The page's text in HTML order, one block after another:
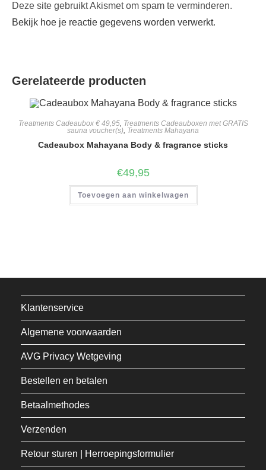
Deze site gebruikt Akismet om spam te verminderen.
Bekijk hoe je reactie gegevens worden verwerkt.
Gerelateerde producten
Treatments Cadeaubox € 49,95, Treatments Cadeauboxen met GRATIS
sauna voucher(s) Treatments Mahayana
Cadeaubox Mahayana Body & fragrance sticks
€49,95
Toevoegen aan winkelwagen
Klantenservice
Algemene voorwaarden
AVG Privacy Wetgeving
Bestellen en betalen
Betaalmethodes
Verzenden
Retour sturen | Herroepingsformulier